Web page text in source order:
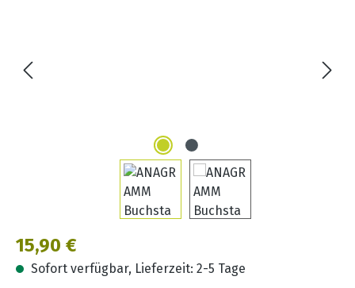
Regulärer Preis:
15,90 €
Sofort verfügbar, Lieferzeit: 2-5 Tage